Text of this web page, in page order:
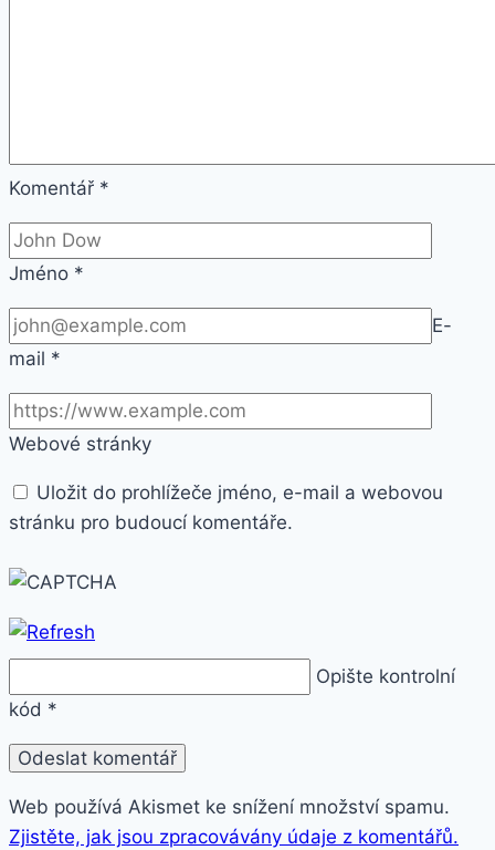
Komentář *
Jméno *
E-
mail *
Webové stránky
Uložit do prohlížeče jméno, e-mail a webovou
stránku pro budoucí komentáře.
Opište kontrolní
kód *
Web používá Akismet ke snížení množství spamu.
Zjistěte, jak jsou zpracovávány údaje z komentářů.